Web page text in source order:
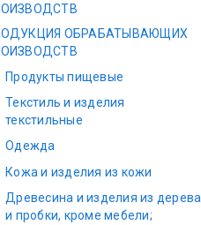
ОБРАБАТЫВАЮЩИХ
Продукты пищевые
Текстиль и изделия
текстильные
Одежда
Кожа и изделия из кожи
Древесина и изделия из дерева
и пробки, кроме мебели;